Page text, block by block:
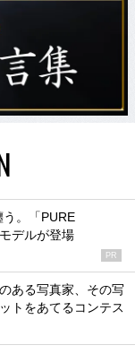
う。「PURE
デルが登場
PR
ある写真家、その写
トをあてるコンテス